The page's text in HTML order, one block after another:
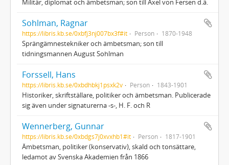
Militär, diplomat och ämbetsman; son till Axel von Fersen d.ä.
Sohlman, Ragnar
https://libris.kb.se/0xbfj3nj007bx3f#it Person 1870-1948
Sprängämnestekniker och ämbetsman; son till
tidningsmannen August Sohlman
Forssell, Hans
https://libris.kb.se/0xbdhbkj1psxk2v Person 1843-1901
Historiker, skriftställare, politiker och ämbetsman. Publicerade
sig även under signaturerna -s-, H. F. och R
Wennerberg, Gunnar
https://libris.kb.se/0xbdgs7j0xvxhb1#it Person 1817-1901
Ämbetsman, politiker (konservativ), skald och tonsättare,
ledamot av Svenska Akademien från 1866